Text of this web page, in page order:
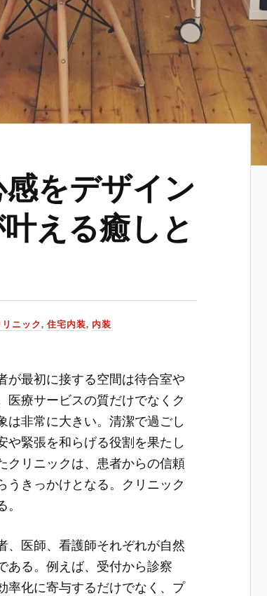
をデザイン
える癒しと
リニック,住宅内装, 内装
が最初に接する空間は待合室や
医療サービスの質だけでなくク
は非常に大きい。清潔で過ごし
や緊張を和らげる役割を果たし
クリニックは、患者からの信頼
うきっかけとなる。クリニック
、医師、看護師それぞれが自然
ある。例えば、受付から診察
率化に寄与するだけでなく、プ